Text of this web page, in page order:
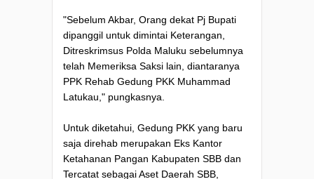
"Sebelum Akbar, Orang dekat Pj Bupati
dipanggil untuk dimintai Keterangan,
Ditreskrimsus Polda Maluku sebelumnya
telah Memeriksa Saksi lain, diantaranya
PPK Rehab Gedung PKK Muhammad
Latukau," pungkasnya.
Untuk diketahui, Gedung PKK yang baru
saja direhab merupakan Eks Kantor
Ketahanan Pangan Kabupaten SBB dan
Tercatat sebagai Aset Daerah SBB,